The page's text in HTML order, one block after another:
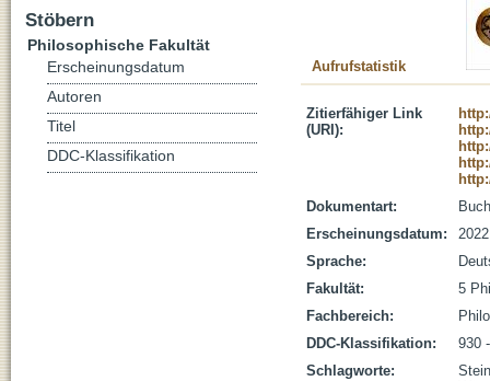
Aufrufstatistik
Zitierfähiger Link
(URI):
Dokumentart:
Buch
Erscheinungsdatum:
2022
Sprache:
Fakultät:
5
Fachbereich:
DDC-Klassifikation:
930
Schlagworte:
Stöbern
Philosophische Fakultät
Erscheinungsdatum
Autoren
Titel
DDC-Klassifikation